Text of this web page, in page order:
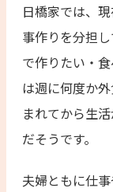
日橋家では、
事作りを分担
で作りたい・
は週に何度か
まれてから生
だそうです。
夫婦ともに仕